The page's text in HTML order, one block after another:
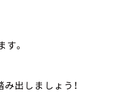
。
出しましょう！